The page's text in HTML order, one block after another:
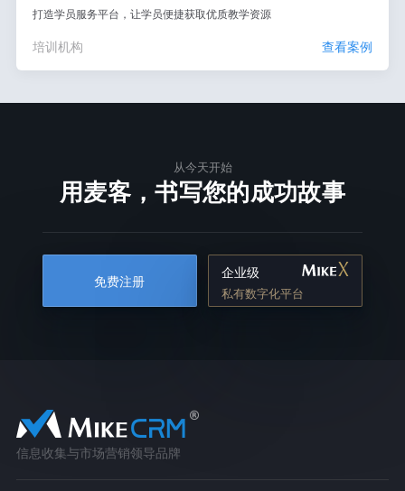
打造学员服务平台，让学员便捷获取优质教学资源
培训机构 查看案例
从今天开始
用麦客，书写您的成功故事
免费注册
企业级
私有数字化平台
信息收集与市场营销领导品牌